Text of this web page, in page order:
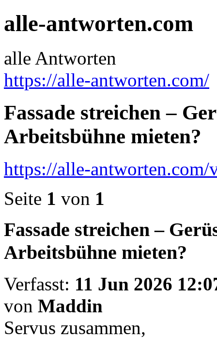
alle-antworten.com
alle Antworten
https://alle-antworten.com/
Fassade streichen –
Arbeitsbühne mieten?
https://alle-
Seite 1 von 1
Fassade streichen –
Arbeitsbühne mieten?
Verfasst: 11 Jun 2026
von Maddin
Servus zusammen,